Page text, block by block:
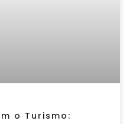
o Turismo: